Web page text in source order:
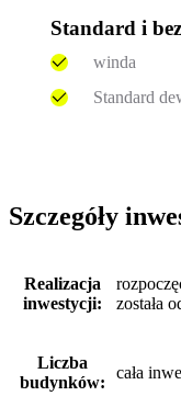
Standard i
winda
Standard
Szczegóły
Realizacja
inwestycji:
została
Liczba
budynków:
cała